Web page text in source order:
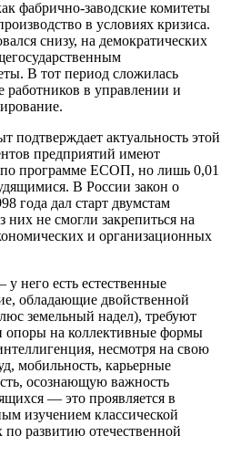
фабрично‑заводские комитеты
в условиях кризиса.
снизу, на демократических
В тот период сложилась
работников в управлении и
актуальность этой
предприятий имеют
по программе ЕСОП, но лишь 0,01
В России закон о
года дал старт двумстам
них не смогли закрепиться на
и организационных
него есть естественные
обладающие двойственной
земельный надел), требуют
опоры на коллективные формы
несмотря на свою
мобильность, карьерные
осознающую важность
— это проявляется в
изучением классической
развитию отечественной